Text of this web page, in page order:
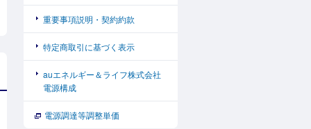
重要事項説明・契約約款
特定商取引に基づく表示
auエネルギー＆ライフ株式会社
電源構成
電源調達等調整単価